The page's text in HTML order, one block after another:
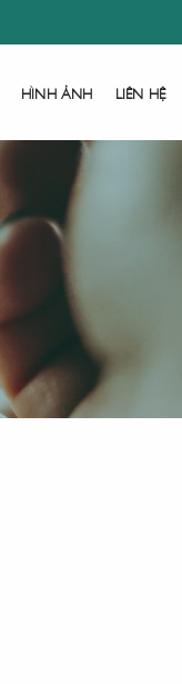
HÌNH ẢNH LIÊN HỆ